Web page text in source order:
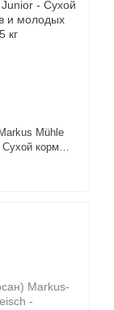
Mühle
корм